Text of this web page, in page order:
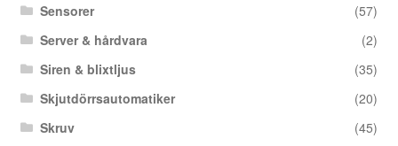
Sensorer
(57)
Server & hårdvara
(2)
Siren & blixtljus
(35)
Skjutdörrsautomatiker
(20)
Skruv
(45)